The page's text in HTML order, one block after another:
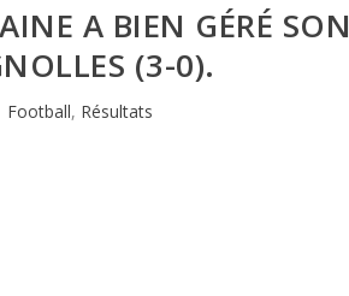
A BIEN GÉRÉ SON
(3-0).
Football, Résultats